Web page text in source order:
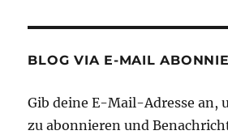
BLOG VIA E-MAIL
Gib deine E-Mail-Adresse an,
zu abonnieren und